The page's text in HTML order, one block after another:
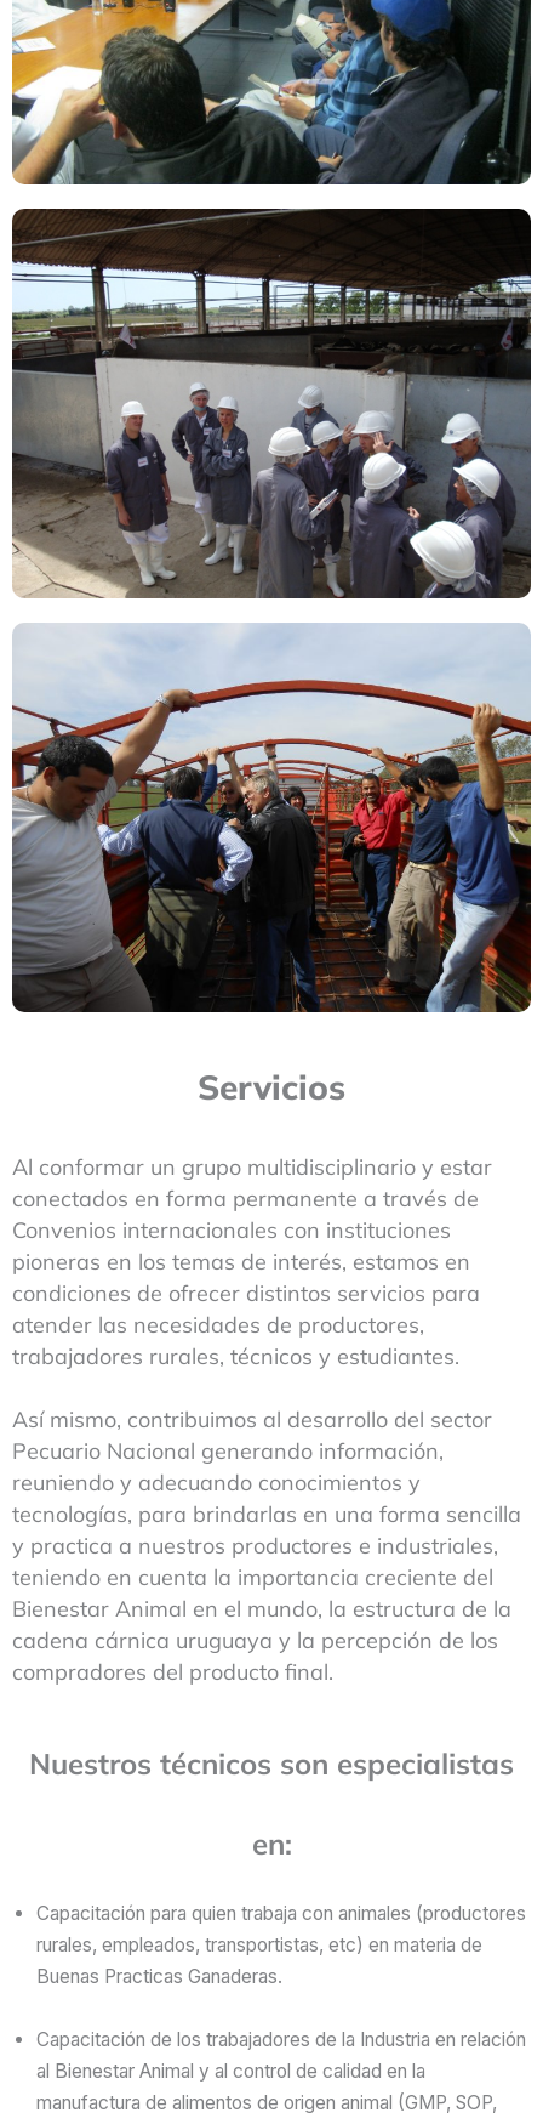
Servicios
Al conformar un grupo multidisciplinario y estar
conectados en forma permanente a través de
Convenios internacionales con instituciones
pioneras en los temas de interés, estamos en
condiciones de ofrecer distintos servicios para
atender las necesidades de productores,
trabajadores rurales, técnicos y estudiantes.
Así mismo, contribuimos al desarrollo del sector
Pecuario Nacional generando información,
reuniendo y adecuando conocimientos y
tecnologías, para brindarlas en una forma sencilla
y practica a nuestros productores e industriales,
teniendo en cuenta la importancia creciente del
Bienestar Animal en el mundo, la estructura de la
cadena cárnica uruguaya y la percepción de los
compradores del producto final.
Nuestros técnicos son especialistas
en:
Capacitación para quien trabaja con animales (productores
rurales, empleados, transportistas, etc) en materia de
Buenas Practicas Ganaderas.
Capacitación de los trabajadores de la Industria en relación
al Bienestar Animal y al control de calidad en la
manufactura de alimentos de origen animal (GMP, SOP,